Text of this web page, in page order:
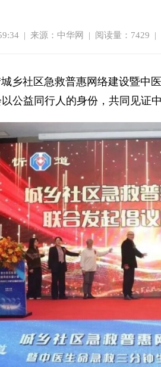
| 来源：中华网 | 阅读量：7429 |
城乡社区急救普惠网络建设暨中
公益同行人的身份，共同见证